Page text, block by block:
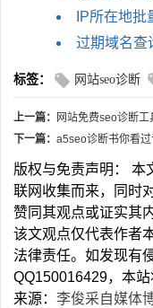
IP所在地批
过期域名查
标签： 网站seo诊断
上一篇：
网站免费seo诊断
下一篇： a5seo诊断书你看过
版权与免责声明： 本
联网收集而来，同时
赞同其观点或证实其
该文观点仅代表作者
法律责任。如发现有
QQ150016429，本站
来源： 李俊采自媒体